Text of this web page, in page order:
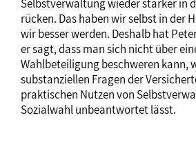
Selbstverwaltung wieder stärker in
rücken. Das haben wir selbst in der
wir besser werden. Deshalb hat
er sagt, dass man sich nicht über
Wahlbeteiligung beschweren kann,
substanziellen Fragen der
praktischen Nutzen von
Sozialwahl unbeantwortet lässt.